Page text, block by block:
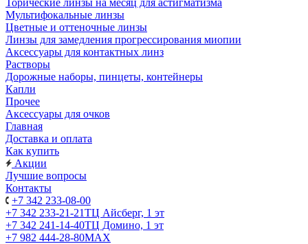
Торические линзы на месяц для астигматизма
Мультифокальные линзы
Цветные и оттеночные линзы
Линзы для замедления прогрессирования миопии
Аксессуары для контактных линз
Растворы
Дорожные наборы, пинцеты, контейнеры
Капли
Прочее
Аксессуары для очков
Главная
Доставка и оплата
Как купить
Акции
Лучшие вопросы
Контакты
+7 342 233-08-00
+7 342 233-21-21ТЦ Айсберг, 1 эт
+7 342 241-14-40ТЦ Домино, 1 эт
+7 982 444-28-80MAX